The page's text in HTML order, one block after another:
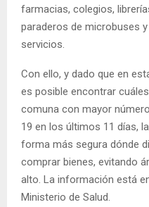
farmacias, colegios,
paraderos de microbuses
servicios.
Con ello, y dado que en
es posible encontrar
comuna con mayor
19 en los últimos 11 días,
forma más segura dónde
comprar bienes, evitando
alto. La información está
Ministerio de Salud.